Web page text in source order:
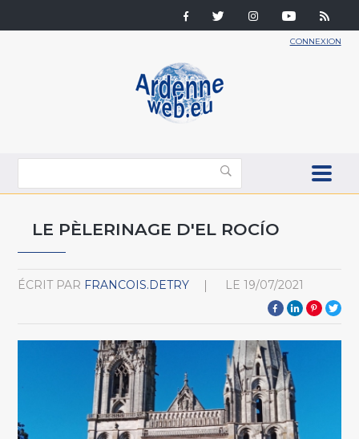
CONNEXION
LE PÈLERINAGE D'EL ROCÍO
ÉCRIT PAR FRANCOIS.DETRY LE 19/07/2021